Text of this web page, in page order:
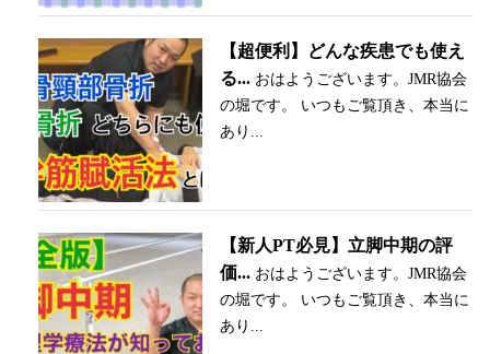
【超便利】どんな疾患でも使え
る... おはようございます。JMR協会
の堀です。 いつもご覧頂き、本当に
あり...
【新人PT必見】立脚中期の評
価... おはようございます。JMR協会
の堀です。 いつもご覧頂き、本当に
あり...